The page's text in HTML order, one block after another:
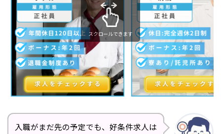
スクロールできます
入職がまだ先の予定でも、好条件求人は